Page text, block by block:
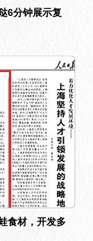
6分钟展示复
食材，开发多